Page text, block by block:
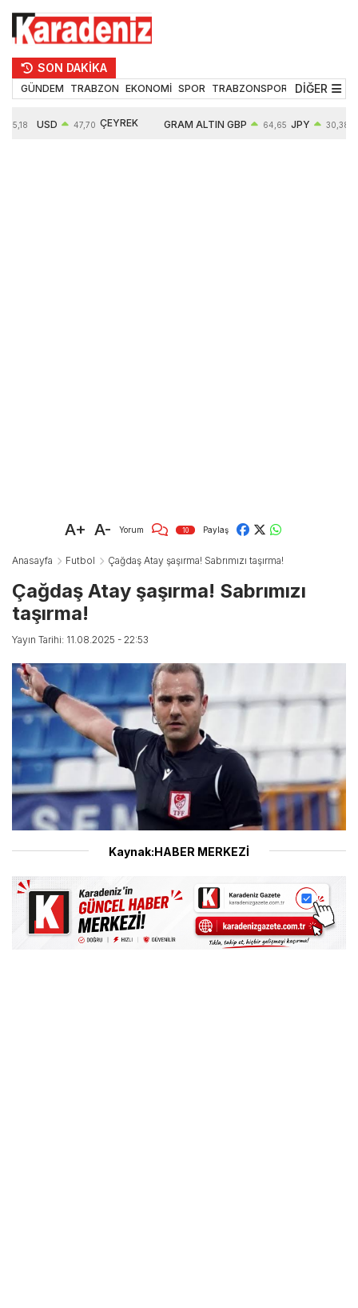
SON DAKİKA
GÜNDEM TRABZON EKONOMİ SPOR TRABZONSPOR TEKNOLOJİ
DİĞER
55,18 USD 47,70 ÇEYREK GRAM ALTIN GBP 64,65 JPY 30,38
A+ A- Yorum 10 Paylaş
Anasayfa Futbol Çağdaş Atay şaşırma! Sabrımızı taşırma!
Çağdaş Atay şaşırma! Sabrımızı
taşırma!
Yayın Tarihi: 11.08.2025 - 22:53
Kaynak:HABER MERKEZİ